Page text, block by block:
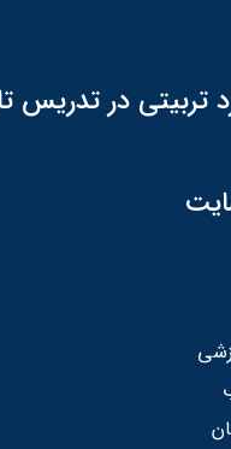
تربیتی در تدریس